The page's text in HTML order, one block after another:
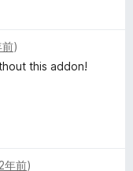
前)
this addon!
2年前)